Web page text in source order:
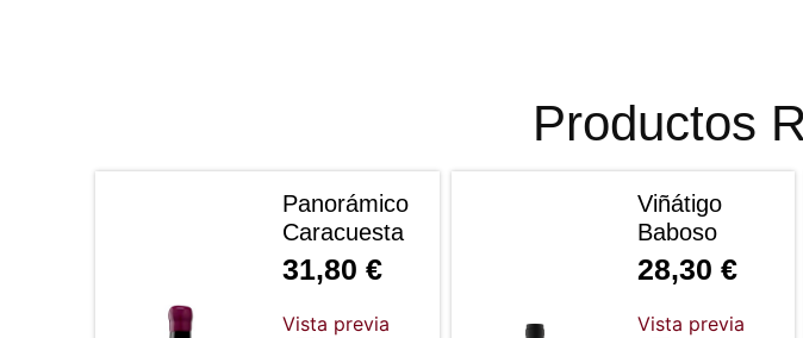
Productos
Panorámico
Caracuesta
31,80 €
Vista previa
Viñátigo
Baboso
28,30€
Vista previa